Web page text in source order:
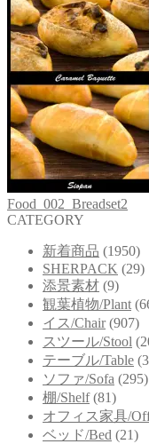
Food_002_Breadset2
CATEGORY
新着商品 (1950)
SHERPACK (29)
添景素材 (9)
観葉植物/Plant
イス/Chair (907)
スツール/Stool
テーブル/Table
ソファ/Sofa (295)
棚/Shelf (81)
オフィス家具/
ベッド/Bed (21)